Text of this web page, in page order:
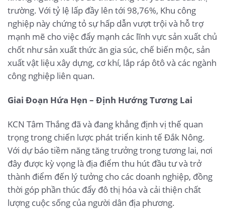
trường. Với tỷ lệ lấp đầy lên tới 98,76%, Khu công
nghiệp này chứng tỏ sự hấp dẫn vượt trội và hỗ trợ
mạnh mẽ cho việc đẩy mạnh các lĩnh vực sản xuất chủ
chốt như sản xuất thức ăn gia súc, chế biến mộc, sản
xuất vật liệu xây dựng, cơ khí, lắp ráp ôtô và các ngành
công nghiệp liên quan.
Giai Đoạn Hứa Hẹn – Định Hướng Tương Lai
KCN Tâm Thắng đã và đang khẳng định vị thế quan
trọng trong chiến lược phát triển kinh tế Đắk Nông.
Với dự báo tiềm năng tăng trưởng trong tương lai, nơi
đây được kỳ vọng là địa điểm thu hút đầu tư và trở
thành điểm đến lý tưởng cho các doanh nghiệp, đồng
thời góp phần thúc đẩy đô thị hóa và cải thiện chất
lượng cuộc sống của người dân địa phương.